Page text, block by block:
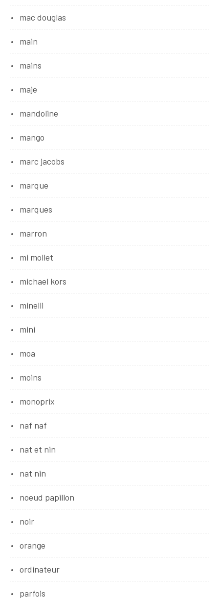
mac douglas
main
mains
maje
mandoline
mango
marc jacobs
marque
marques
marron
mi mollet
michael kors
minelli
mini
moa
moins
monoprix
naf naf
nat et nin
nat nin
noeud papillon
noir
orange
ordinateur
parfois